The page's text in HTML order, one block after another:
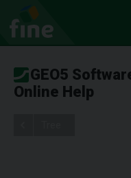
GEO5
Online Help